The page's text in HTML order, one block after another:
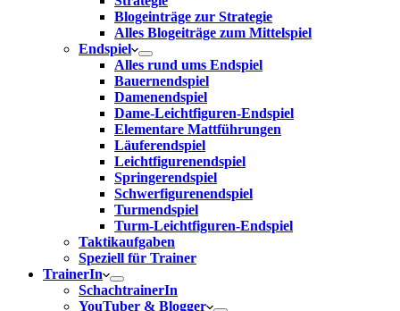
Blogeinträge zur Strategie
Alles Blogeiträge zum Mittelspiel
Endspiel
Alles rund ums Endspiel
Bauernendspiel
Damenendspiel
Dame-Leichtfiguren-Endspiel
Elementare Mattführungen
Läuferendspiel
Leichtfigurenendspiel
Springerendspiel
Schwerfigurenendspiel
Turmendspiel
Turm-Leichtfiguren-Endspiel
Taktikaufgaben
Speziell für Trainer
TrainerIn
SchachtrainerIn
YouTuber & Blogger